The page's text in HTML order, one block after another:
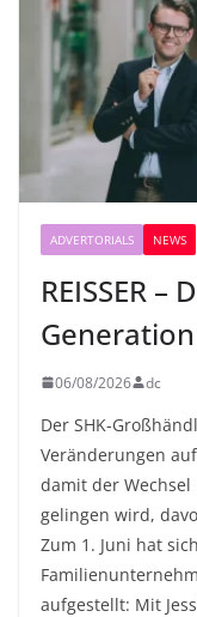
ADVERTORIALS NEWS
REISSER
Generation
06/08/2026 dc
Der SHK-
Veränderungen
damit der
gelingen wird,
Zum 1. Juni hat
aufgestellt: Mit